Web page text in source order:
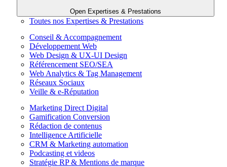
Open Expertises & Prestations
Toutes nos Expertises & Prestations
Conseil & Accompagnement
Développement Web
Web Design & UX-UI Design
Référencement SEO/SEA
Web Analytics & Tag Management
Réseaux Sociaux
Veille & e-Réputation
Marketing Direct Digital
Gamification Conversion
Rédaction de contenus
Intelligence Artificielle
CRM & Marketing automation
Podcasting et videos
Stratégie RP & Mentions de marque